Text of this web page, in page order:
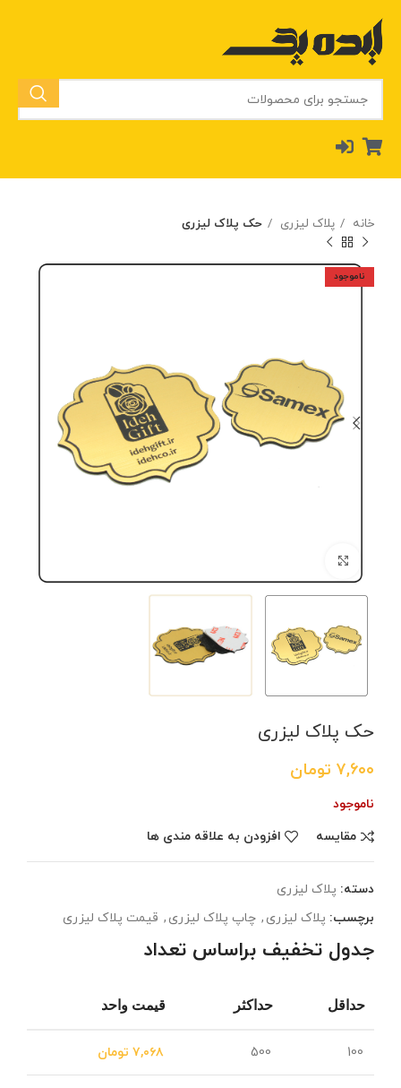
خانه پلاک لیزری حک پلاک لیزری
ناموجود
حک پلاک لیزری
۷,۶۰۰ تومان
ناموجود
مقایسه
افزودن به علاقه مندی ها
دسته: پلاک لیزری
برچسب: پلاک لیزری , چاپ پلاک لیزری , قیمت پلاک لیزری
جدول تخفیف براساس تعداد
حداقل حداکثر قیمت واحد
100
500 ۷,۰۶۸ تومان